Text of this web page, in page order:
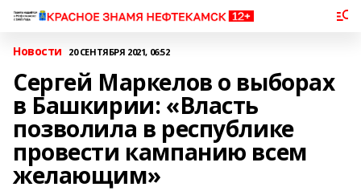
Новости 20 СЕНТЯБРЯ 2021, 06:52
Сергей Маркелов о выборах
в Башкирии: «Власть
позволила в республике
провести кампанию всем
желающим»